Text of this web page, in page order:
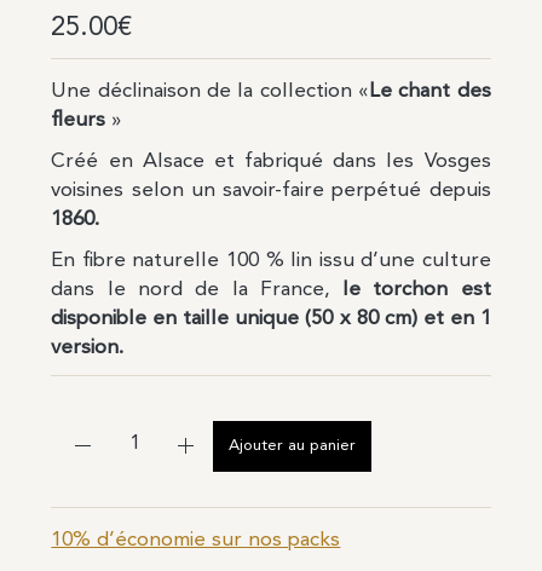
25.00€
Une déclinaison de la collection « Le chant des
fleurs »
Créé en Alsace et fabriqué dans les Vosges
voisines selon un savoir-faire perpétué depuis
1860.
En fibre naturelle 100 % lin issu d’une culture
dans le nord de la France,
le torchon est
disponible en taille unique (50 x 80 cm) et en 1
version.
Ajouter au panier
10% d’économie sur nos packs